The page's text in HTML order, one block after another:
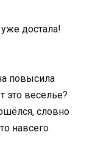
достала!
повысила
это веселье?
словно
навсего